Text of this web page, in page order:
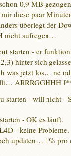
0,9 MB
diese paar
überlegt der
nicht aufregen…
starten - er
hinter sich
jetzt los… ne
starten - will nicht -
- OK es läuft.
- keine Probleme.
updaten… 1% pro